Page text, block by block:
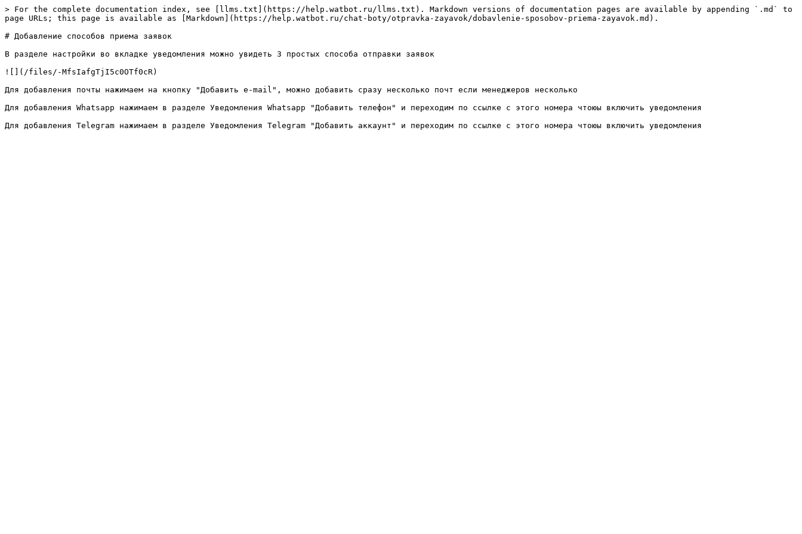
> For the complete documentation index, see [llms.txt](https://help.watbot.ru/llms.txt). Markdown versions of documentation pages are available by appending `.md` to
page URLs; this page is available as [Markdown](https://help.watbot.ru/chat-boty/otpravka-zayavok/dobavlenie-sposobov-priema-zayavok.md).
# Добавление способов приема заявок
В разделе настройки во вкладке уведомления можно увидеть 3 простых способа отправки заявок
![](/files/-MfsIafgTjI5c0OTf0cR)
Для добавления почты нажимаем на кнопку "Добавить e-mail", можно добавить сразу несколько почт если менеджеров несколько
Для добавления Whatsapp нажимаем в разделе Уведомления Whatsapp "Добавить телефон" и переходим по ссылке с этого номера чтоюы включить уведомления